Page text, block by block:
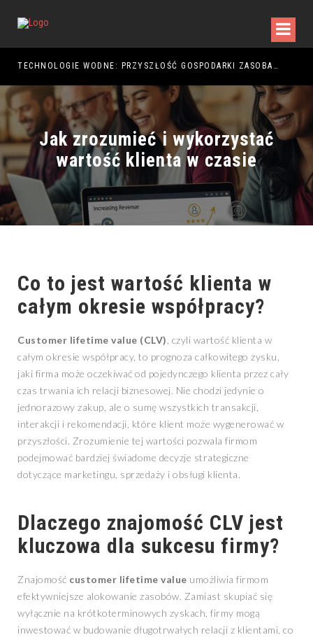
TECHNOLOGIE WODNE: PRZYSZŁOŚĆ GOSPODARKI ZASOBAMI
Jak zrozumieć i wykorzystać
wartość klienta w czasie
Co to jest wartość klienta w
całym okresie współpracy?
Customer lifetime value (CLV) , czyli wartość klienta w
całym okresie współpracy, to prognoza całkowitego zysku,
jaki firma może oczekiwać od pojedynczego klienta przez cały
czas trwania ich relacji biznesowej. Nie chodzi jedynie o
jednorazowy zakup, ale o sumę wszystkich transakcji,
interakcji i rekomendacji, które klient może wygenerować w
przyszłości. Zrozumienie tej wartości pozwala firmom
podejmować bardziej świadome decyzje strategiczne
dotyczące marketingu, sprzedaży i obsługi klienta.
Dlaczego znajomość CLV jest
kluczowa dla sukcesu firmy?
Znajomość customer lifetime value umożliwia firmom
efektywniejsze alokowanie zasobów. Zamiast skupiać się
wyłącznie na krótkoterminowych zyskach, firmy mogą
inwestować w budowanie długotrwałych relacji z klientami, co